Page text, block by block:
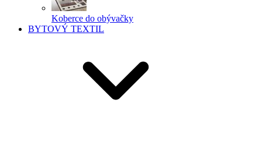
Koberce do obývačky
BYTOVÝ TEXTIL